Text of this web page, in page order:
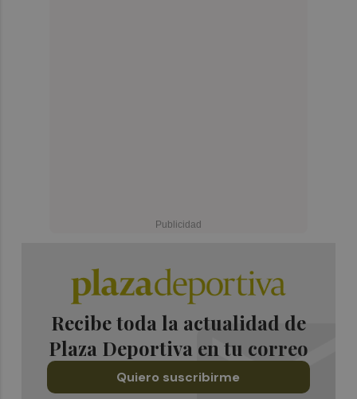
Recibe toda la actualidad de
Plaza Deportiva en tu correo
Quiero suscribirme